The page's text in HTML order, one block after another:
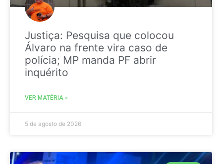
Justiça: Pesquisa que colocou
Álvaro na frente vira caso de
polícia; MP manda PF abrir
inquérito
VER MATÉRIA »
5 de agosto de 2026